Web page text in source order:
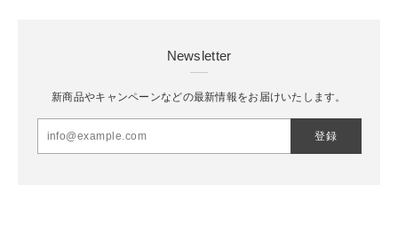
Newsletter
新商品やキャンペーンなどの最新情報をお届けいたします。
登録